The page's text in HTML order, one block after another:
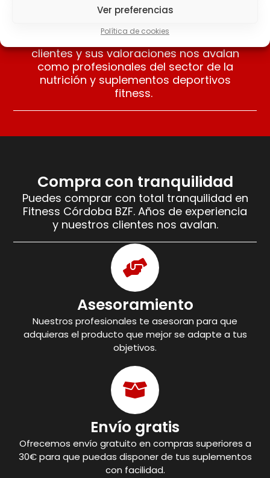
Ver preferencias
Política de cookies
Nuestros clientes opinan
Apreciamos las opiniones de nuestros
clientes y sus valoraciones nos avalan
como profesionales del sector de la
nutrición y suplementos deportivos
fitness.
Compra con tranquilidad
Puedes comprar con total tranquilidad en
Fitness Córdoba BZF. Años de experiencia
y nuestros clientes nos avalan.
Asesoramiento
Nuestros profesionales te asesoran para que
adquieras el producto que mejor se adapte a tus
objetivos.
Envío gratis
Ofrecemos envío gratuito en compras superiores a
30€ para que puedas disponer de tus suplementos
con facilidad.